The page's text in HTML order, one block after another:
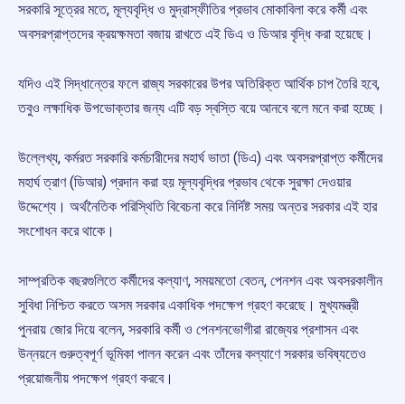
সরকারি সূত্রের মতে, মূল্যবৃদ্ধি ও মুদ্রাস্ফীতির প্রভাব মোকাবিলা করে কর্মী এবং
অবসরপ্রাপ্তদের ক্রয়ক্ষমতা বজায় রাখতে এই ডিএ ও ডিআর বৃদ্ধি করা হয়েছে।
যদিও এই সিদ্ধান্তের ফলে রাজ্য সরকারের উপর অতিরিক্ত আর্থিক চাপ তৈরি হবে,
তবুও লক্ষাধিক উপভোক্তার জন্য এটি বড় স্বস্তি বয়ে আনবে বলে মনে করা হচ্ছে।
উল্লেখ্য, কর্মরত সরকারি কর্মচারীদের মহার্ঘ ভাতা (ডিএ) এবং অবসরপ্রাপ্ত কর্মীদের
মহার্ঘ ত্রাণ (ডিআর) প্রদান করা হয় মূল্যবৃদ্ধির প্রভাব থেকে সুরক্ষা দেওয়ার
উদ্দেশ্যে। অর্থনৈতিক পরিস্থিতি বিবেচনা করে নির্দিষ্ট সময় অন্তর সরকার এই হার
সংশোধন করে থাকে।
সাম্প্রতিক বছরগুলিতে কর্মীদের কল্যাণ, সময়মতো বেতন, পেনশন এবং অবসরকালীন
সুবিধা নিশ্চিত করতে অসম সরকার একাধিক পদক্ষেপ গ্রহণ করেছে। মুখ্যমন্ত্রী
পুনরায় জোর দিয়ে বলেন, সরকারি কর্মী ও পেনশনভোগীরা রাজ্যের প্রশাসন এবং
উন্নয়নে গুরুত্বপূর্ণ ভূমিকা পালন করেন এবং তাঁদের কল্যাণে সরকার ভবিষ্যতেও
প্রয়োজনীয় পদক্ষেপ গ্রহণ করবে।